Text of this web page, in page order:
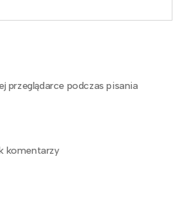
przeglądarce podczas pisania
komentarzy